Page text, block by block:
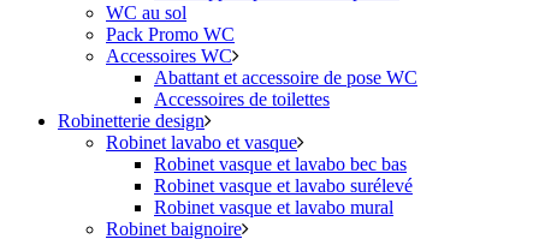
WC au sol
Pack Promo WC
Accessoires WC
Abattant et accessoire de pose WC
Accessoires de toilettes
Robinetterie design
Robinet lavabo et vasque
Robinet vasque et lavabo bec bas
Robinet vasque et lavabo surélevé
Robinet vasque et lavabo mural
Robinet baignoire